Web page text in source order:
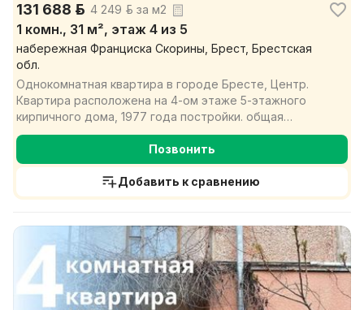
131 688 р. 4 249 р. за м2
1 комн., 31 м², этаж 4 из 5
набережная Франциска Скорины, Брест, Брестская
обл.
Однокомнатная квартира в городе Бресте, Центр.
Квартира расположена на 4-ом этаже 5-этажного
кирпичного дома, 1977 года постройки. общая
площадь кварт...
Позвонить
Добавить к сравнению